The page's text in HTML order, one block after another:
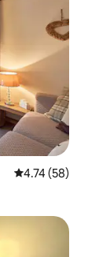
レビュー58
4.74 (58)